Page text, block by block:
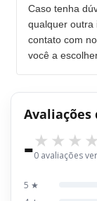
Caso tenha
qualquer outra
contato com
você a
Avaliações
-0 avaliações
5 ★